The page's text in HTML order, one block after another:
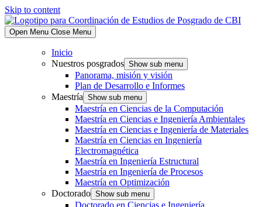
Skip to content
Open Menu Close Menu
Inicio
Nuestros posgrados Show sub menu
Panorama, misión y visión
Plan de Desarrollo e Informes
Maestría Show sub menu
Maestría en Ciencias de la Computación
Maestría en Ciencias e Ingeniería Ambientales
Maestría en Ciencias e Ingeniería de Materiales
Maestría en Ciencias en Ingeniería
Electromagnética
Maestría en Ingeniería Estructural
Maestría en Ingeniería de Procesos
Maestría en Optimización
Doctorado Show sub menu
Doctorado en Ciencias e Ingeniería